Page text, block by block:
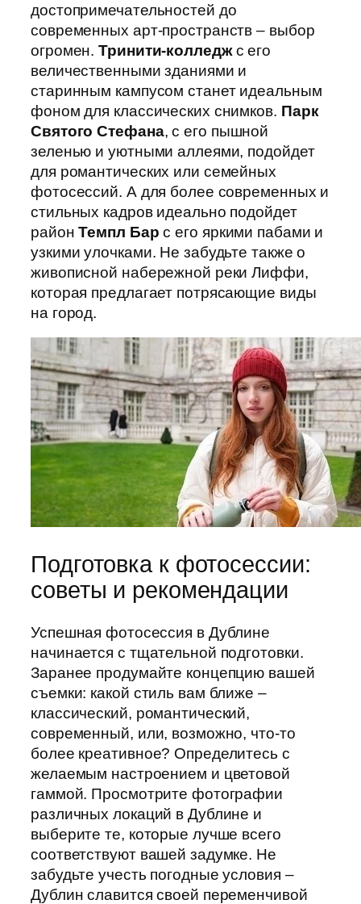
достопримечательностей до
современных арт-пространств – выбор
огромен.Тринити-колледжс его
величественными зданиями и
старинным кампусом станет идеальным
фоном для классических снимков. Парк
Святого Стефана, с его пышной
зеленью и уютными аллеями, подойдет
для романтических или семейных
фотосессий. А для более современных и
стильных кадров идеально подойдет
районТемпл Бар с его яркими пабами и
узкими улочками. Не забудьте также о
живописной набережной реки Лиффи,
которая предлагает потрясающие виды
на город.
Подготовка к фотосессии:
советы и рекомендации
Успешная фотосессия в Дублине
начинается с тщательной подготовки.
Заранее продумайте концепцию вашей
съемки: какой стиль вам ближе –
классический, романтический,
современный, или, возможно, что-то
более креативное? Определитесь с
желаемым настроением и цветовой
гаммой. Просмотрите фотографии
различных локаций в Дублине и
выберите те, которые лучше всего
соответствуют вашей задумке. Не
забудьте учесть погодные условия –
Дублин славится своей переменчивой